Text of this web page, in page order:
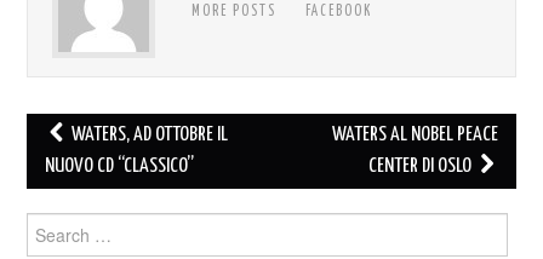
MORE POSTS FACEBOOK
Post
navigation
WATERS, AD OTTOBRE IL
NUOVO CD “CLASSICO”
WATERS AL NOBEL PEACE
CENTER DI OSLO
for: